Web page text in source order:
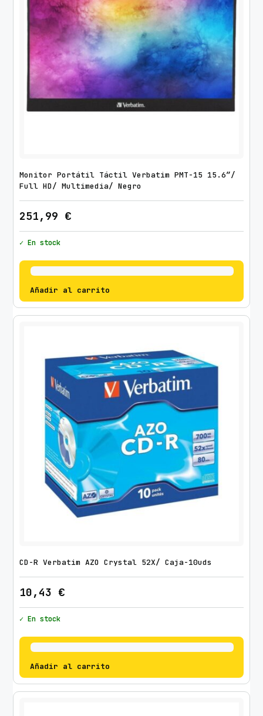
Monitor Portátil Táctil Verbatim PMT-15 15.6″/
Full HD/ Multimedia/ Negro
251,99 €
✓ En stock
Añadir al carrito
CD-R Verbatim AZO Crystal 52X/ Caja-10uds
10,43 €
✓ En stock
Añadir al carrito